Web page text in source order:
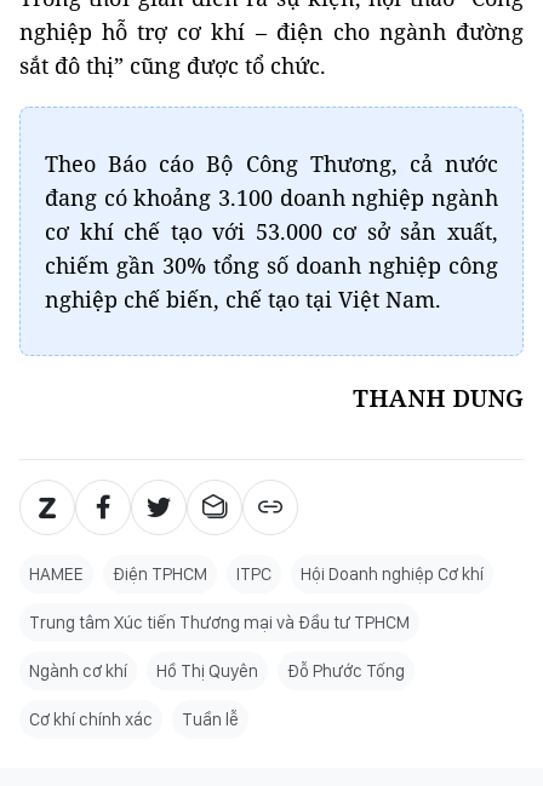
nghiệp hỗ trợ cơ khí – điện cho ngành đường
sắt đô thị” cũng được tổ chức.
Theo Báo cáo Bộ Công Thương, cả nước
đang có khoảng 3.100 doanh nghiệp ngành
cơ khí chế tạo với 53.000 cơ sở sản xuất,
chiếm gần 30% tổng số doanh nghiệp công
nghiệp chế biến, chế tạo tại Việt Nam.
THANH DUNG
HAMEE Điện TPHCM ITPC Hội Doanh nghiệp Cơ khí
Trung tâm Xúc tiến Thương mại và Đầu tư TPHCM
Ngành cơ khí Hồ Thị Quyên Đỗ Phước Tống
Cơ khí chính xác Tuần lễ